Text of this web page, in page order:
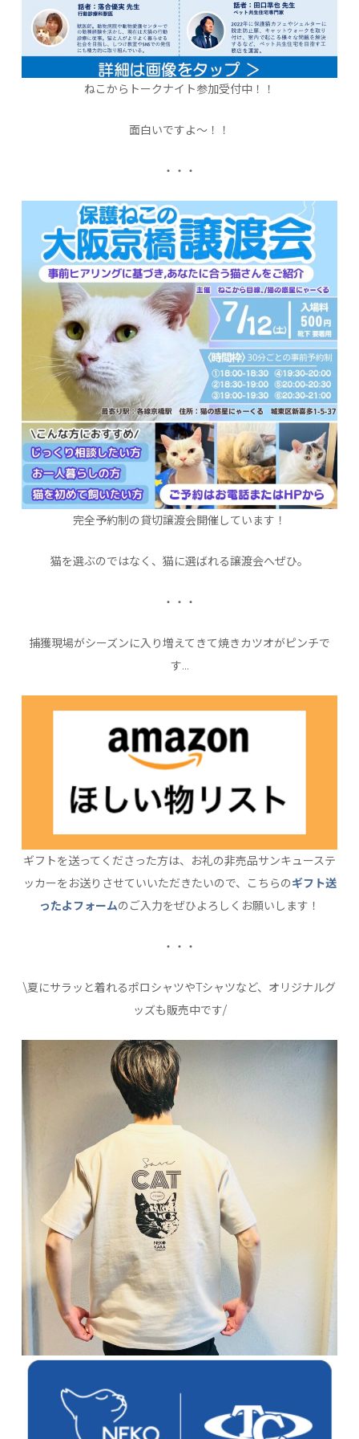
ねこからトークナイト参加受付中！！
面白いですよ〜！！
・・・
完全予約制の貸切譲渡会開催しています！
猫を選ぶのではなく、猫に選ばれる譲渡会へぜひ。
・・・
捕獲現場がシーズンに入り増えてきて焼きカツオがピンチで
す…
ギフトを送ってくださった方は、お礼の非売品サンキューステ
ッカーをお送りさせていいただきたいので、こちらのギフト送
ったよフォームのご入力をぜひよろしくお願いします！
・・・
\夏にサラッと着れるポロシャツやTシャツなど、オリジナルグ
ッズも販売中です/